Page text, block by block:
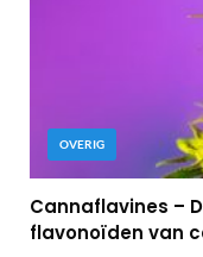
OVERIG
Cannaflavines –
flavonoïden van